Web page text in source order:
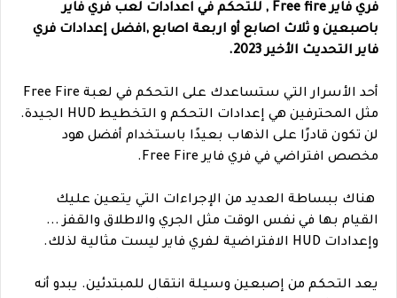
فري فاير Free fire , للتحكم في اعدادات لعب فري فاير
باصبعين و ثلاث اصابع أو اربعة اصابع ,افضل إعدادات فري
فاير التحديث الأخير 2023.
أحد الأسرار التي ستساعدك على التحكم في لعبة Free Fire
مثل المحترفين هي إعدادات التحكم و التخطيط HUD الجيدة.
لن تكون قادرًا على الذهاب بعيدًا باستخدام أفضل هود
مخصص افتراضي في فري فاير Free Fire.
هناك ببساطة العديد من الإجراءات التي يتعين عليك
القيام بها في نفس الوقت مثل الجري والاطلاق والقفز ...
وإعدادات HUD الافتراضية لـفري فاير ليست مثالية لذلك.
يعد التحكم من إصبعين وسيلة انتقال للمبتدئين. يبدو أنه